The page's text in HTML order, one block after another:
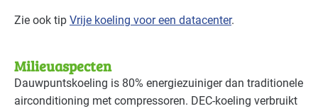
Zie ook tip Vrije koeling voor een datacenter.
Milieuaspecten
Dauwpuntskoeling is 80% energiezuiniger dan traditionele
airconditioning met compressoren. DEC-koeling verbruikt